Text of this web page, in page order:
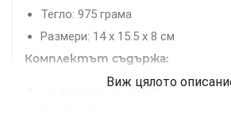
Тегло: 975 грама
Размери: 14 x 15.5 x 8 см
Комплектът съдържа:
1 x Катинар за теглич